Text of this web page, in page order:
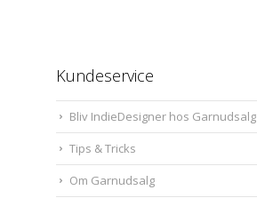
Kundeservice
Bliv IndieDesigner hos Garnudsalg
Tips & Tricks
Om Garnudsalg